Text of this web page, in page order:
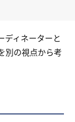
ディネーターと
別の視点から考